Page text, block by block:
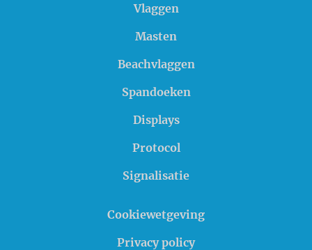
Vlaggen
Masten
Beachvlaggen
Spandoeken
Displays
Protocol
Signalisatie
Cookiewetgeving
Privacy policy